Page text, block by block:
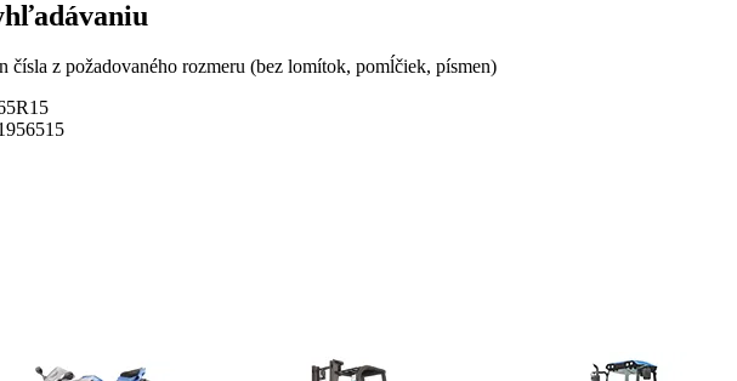
z požadovaného rozmeru (bez lomítok, pomĺčiek, písmen)